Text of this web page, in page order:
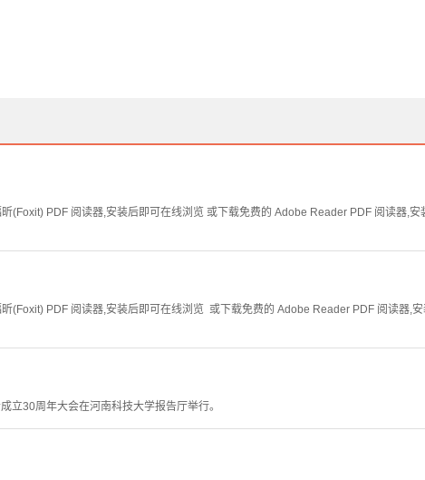
(Foxit) PDF 阅读器,安装后即可在线浏览 或下载免费的 Adobe Reader PDF 阅读器,安
(Foxit) PDF 阅读器,安装后即可在线浏览 或下载免费的 Adobe Reader PDF 阅读器,
立30周年大会在河南科技大学报告厅举行。